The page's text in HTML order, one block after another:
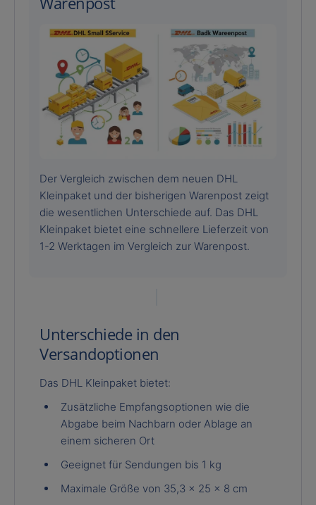
Der Vergleich zwischen dem neuen DHL
Kleinpaket und der bisherigen Warenpost zeigt
die wesentlichen Unterschiede auf. Das DHL
Kleinpaket bietet eine schnellere Lieferzeit von
1-2 Werktagen im Vergleich zur Warenpost.
Unterschiede in den
Versandoptionen
Das DHL Kleinpaket bietet:
Zusätzliche Empfangsoptionen wie die
Abgabe beim Nachbarn oder Ablage an
einem sicheren Ort
Geeignet für Sendungen bis 1 kg
Maximale Größe von 35,3 x 25 x 8 cm